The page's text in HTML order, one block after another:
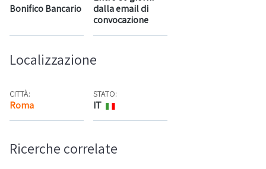
Bonifico Bancario
dalla email di
convocazione
Localizzazione
CITTÀ:
Roma Mappa
STATO:
IT
Ricerche correlate